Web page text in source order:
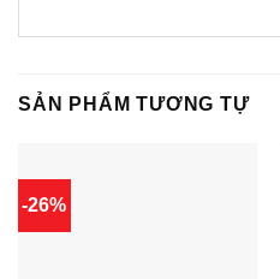
SẢN PHẨM TƯƠNG TỰ
-26%